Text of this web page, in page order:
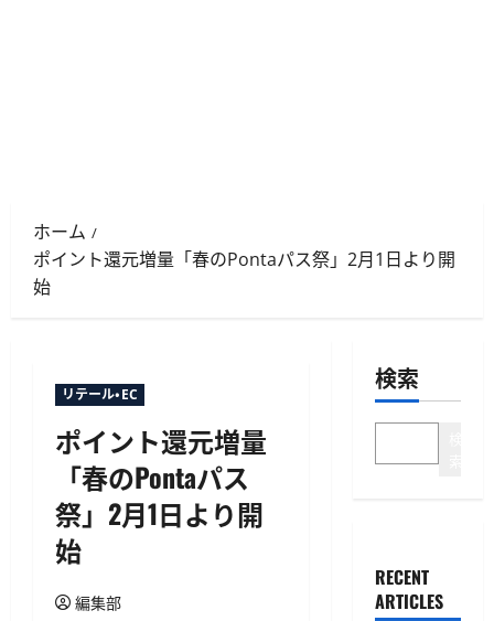
ホーム
ポイント還元増量「春のPontaパス祭」2月1日より開
始
リテール・EC
ポイント還元増量
「春のPontaパス
祭」2月1日より開
始
編集部
検索
RECENT
ARTICLES